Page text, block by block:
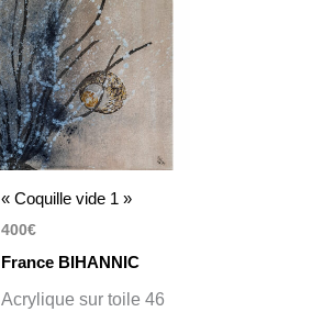
« Coquille vide 1 »
400€
France BIHANNIC
Acrylique sur toile 46